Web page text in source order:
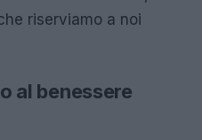
riserviamo a noi
al benessere